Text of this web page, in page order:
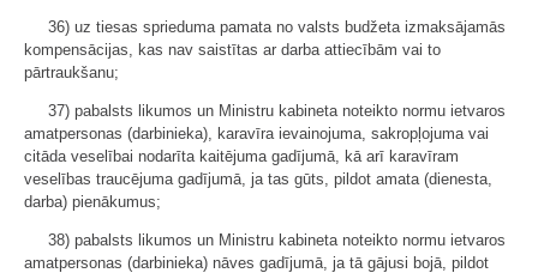
36) uz tiesas sprieduma pamata no valsts budžeta izmaksājamās
kompensācijas, kas nav saistītas ar darba attiecībām vai to
pārtraukšanu;
37) pabalsts likumos un Ministru kabineta noteikto normu ietvaros
amatpersonas (darbinieka), karavīra ievainojuma, sakropļojuma vai
citāda veselībai nodarīta kaitējuma gadījumā, kā arī karavīram
veselības traucējuma gadījumā, ja tas gūts, pildot amata (dienesta,
darba) pienākumus;
38) pabalsts likumos un Ministru kabineta noteikto normu ietvaros
amatpersonas (darbinieka) nāves gadījumā, ja tā gājusi bojā, pildot